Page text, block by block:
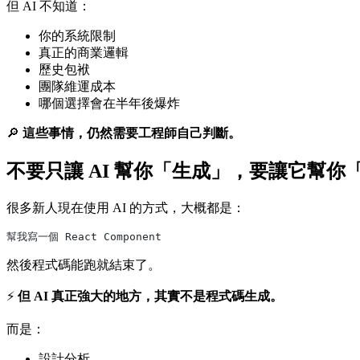
但 AI 不知道：
你的系統限制
真正的商業邏輯
歷史包袱
團隊維運成本
哪個選擇會在半年後爆炸
🔎 這些事情，仍然需要工程師自己判斷。
不要只讓 AI 幫你「生成」，要讓它幫你
很多新人現在使用 AI 的方式，大概都是：
幫我寫一個 React Component
然後程式碼能跑就結束了。
⚡ 但 AI 真正強大的地方，其實不是程式碼生成。
而是：